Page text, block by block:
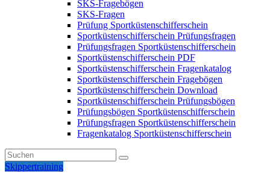
SKS-Fragebögen
SKS-Fragen
Prüfung Sportküstenschifferschein
Sportküstenschifferschein Prüfungsfragen
Prüfungsfragen Sportküstenschifferschein
Sportküstenschifferschein PDF
Sportküstenschifferschein Fragenkatalog
Sportküstenschifferschein Fragebögen
Sportküstenschifferschein Download
Sportküstenschifferschein Prüfungsbögen
Prüfungsbögen Sportküstenschifferschein
Prüfungsfragen Sportküstenschifferschein
Fragenkatalog Sportküstenschifferschein
Skippertraining